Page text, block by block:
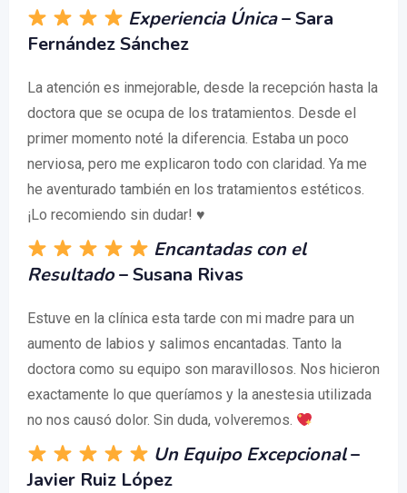
Experiencia Única– Sara
Fernández Sánchez
La atención es inmejorable, desde la recepción hasta la
doctora que se ocupa de los tratamientos. Desde el
primer momento noté la diferencia. Estaba un poco
nerviosa, pero me explicaron todo con claridad. Ya me
he aventurado también en los tratamientos estéticos.
¡Lo recomiendo sin dudar! ♥️
Encantadas con el
Resultado– Susana Rivas
Estuve en la clínica esta tarde con mi madre para un
aumento de labios y salimos encantadas. Tanto la
doctora como su equipo son maravillosos. Nos hicieron
exactamente lo que queríamos y la anestesia utilizada
no nos causó dolor. Sin duda, volveremos.
Un Equipo Excepcional–
Javier Ruiz López